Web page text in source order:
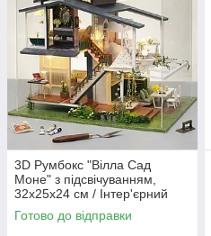
3D Румбокс "Вілла Сад
Моне" з підсвічуванням,
32x25x24 см / Інтер'єрний
конструктор / 3D-конструктор
/ Ляльковий дім конструктор
Готово до відправки